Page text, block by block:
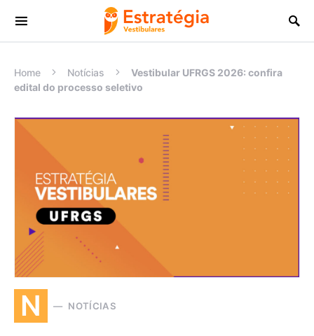
Procurar:
Home Notícias
Vestibular UFRGS 2026: confira
edital do processo seletivo
N NOTÍCIAS